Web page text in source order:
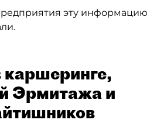
эту информацию
Эрмитажа и